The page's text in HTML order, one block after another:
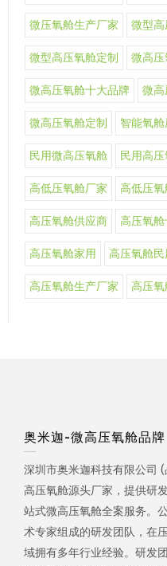
微压氧舱生产厂家 微型
微型高压氧舱定制 微高
微高压氧舱十大品牌 微高
微高压氧舱定制 智能氧舱
民用微高压氧舱 民用高
高低压氧舱厂家 高低压氧
高压氧舱供应商 高压氧
高压氧舱家用 高压氧舱民
高压氧舱生产厂家 高压
奥米迦-微高压氧舱品牌
深圳市奥米迦科技有限公司
高压氧舱源头厂家，提供研
站式微高压氧舱全案服务。
术专家组成的研发团队，在
域拥有多年行业经验。研发